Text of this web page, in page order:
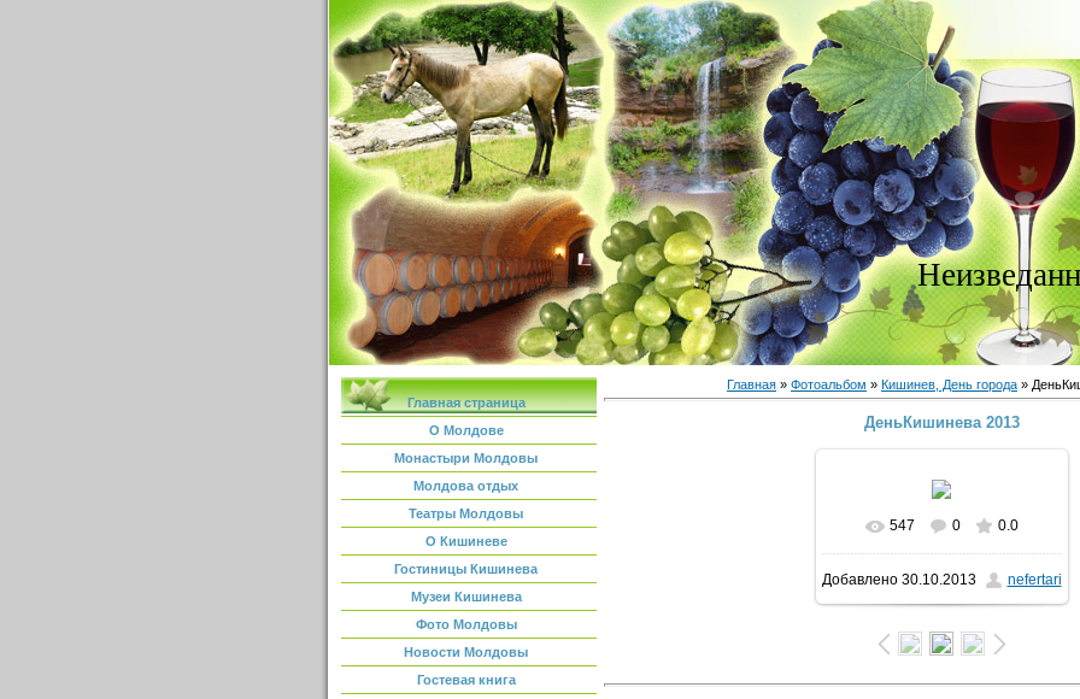
Главная страница
О Молдове
Монастыри Молдовы
Молдова отдых
Театры Молдовы
О Кишиневе
Гостиницы Кишинева
Музеи Кишинева
Фото Молдовы
Новости Молдовы
Гостевая книга
Главная » Фотоальбом » Кишинев, День города »
ДеньКишинева 2013
В реальном размере
1280x960/ 181.7Kb
547 0 0.0
Добавлено30.10.2013 nefertari